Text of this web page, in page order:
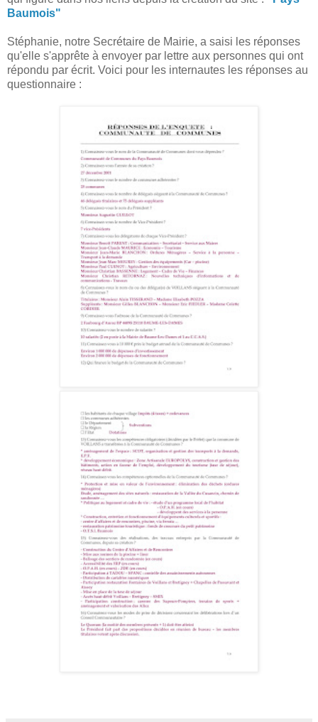
Baumois"
Stéphanie, notre Secrétaire de Mairie, a saisi les réponses
qu'elle s'apprête à envoyer par lettre aux personnes qui ont
répondu par écrit. Voici pour les internautes les réponses au
questionnaire :